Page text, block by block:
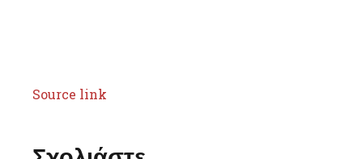
Source link